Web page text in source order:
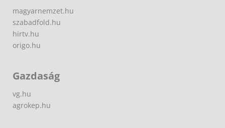
magyarnemzet.hu
szabadfold.hu
hirtv.hu
origo.hu
Gazdaság
vg.hu
agrokep.hu